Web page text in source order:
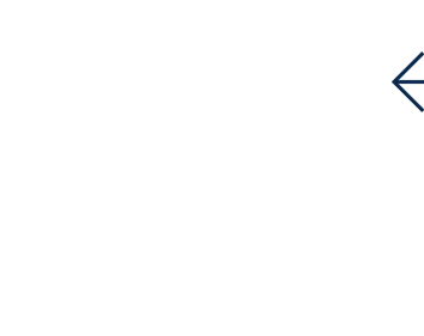
La responsabilidad fue disputada